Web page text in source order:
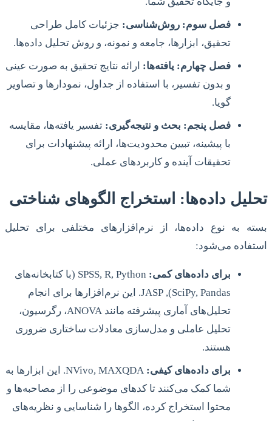
فصل سوم: روش‌شناسی: جزئیات کامل طراحی
تحقیق، ابزارها، جامعه و نمونه، و روش تحلیل داده‌ها.
فصل چهارم: یافته‌ها: ارائه نتایج تحقیق به صورت عینی
و بدون تفسیر، با استفاده از جداول، نمودارها و تصاویر
گویا.
فصل پنجم: بحث و نتیجه‌گیری: تفسیر یافته‌ها، مقایسه
با پیشینه، تبیین محدودیت‌ها، ارائه پیشنهادات برای
تحقیقات آینده و کاربردهای عملی.
تحلیل داده‌ها: استخراج الگوهای شناختی
بسته به نوع داده‌ها، از نرم‌افزارهای مختلفی برای تحلیل
استفاده می‌شود:
برای داده‌های کمی:
SPSS, R, Python (با کتابخانه‌های
SciPy, Pandas), JASP. این نرم‌افزارها برای انجام
تحلیل‌های آماری پیشرفته مانند ANOVA، رگرسیون،
تحلیل عاملی و مدل‌سازی معادلات ساختاری ضروری
هستند.
برای داده‌های کیفی:
NVivo, MAXQDA. این ابزارها به
شما کمک می‌کنند تا کدهای موضوعی را از مصاحبه‌ها و
محتوا استخراج کرده، الگوها را شناسایی و نظریه‌های